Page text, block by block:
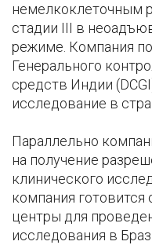
немелкоклеточным
стадии III в
режиме. Компания
Генерального
средств Индии
исследование в
Параллельно
на получение
клинического
компания
центры для
исследования в